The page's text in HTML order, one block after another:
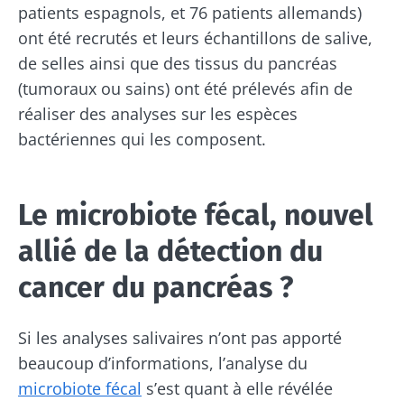
patients espagnols, et 76 patients allemands)
ont été recrutés et leurs échantillons de salive,
de selles ainsi que des tissus du pancréas
(tumoraux ou sains) ont été prélevés afin de
réaliser des analyses sur les espèces
bactériennes qui les composent.
Le microbiote fécal, nouvel
allié de la détection du
cancer du pancréas ?
Si les analyses salivaires n’ont pas apporté
beaucoup d’informations, l’analyse du
microbiote fécal s’est quant à elle révélée